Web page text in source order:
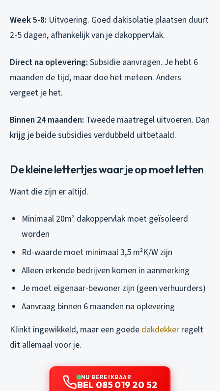
Week 5-8: Uitvoering. Goed dakisolatie plaatsen duurt
2-5 dagen, afhankelijk van je dakoppervlak.
Direct na oplevering: Subsidie aanvragen. Je hebt 6
maanden de tijd, maar doe het meteen. Anders
vergeet je het.
Binnen 24 maanden: Tweede maatregel uitvoeren. Dan
krijg je beide subsidies verdubbeld uitbetaald.
De kleine lettertjes waar je op moet letten
Want die zijn er altijd.
Minimaal 20m² dakoppervlak moet geïsoleerd
worden
Rd-waarde moet minimaal 3,5 m²K/W zijn
Alleen erkende bedrijven komen in aanmerking
Je moet eigenaar-bewoner zijn (geen verhuurders)
Aanvraag binnen 6 maanden na oplevering
Klinkt ingewikkeld, maar een goede dakdekker regelt
dit allemaal voor je.
NU BEREIKBAAR
BEL 085 019 20 52